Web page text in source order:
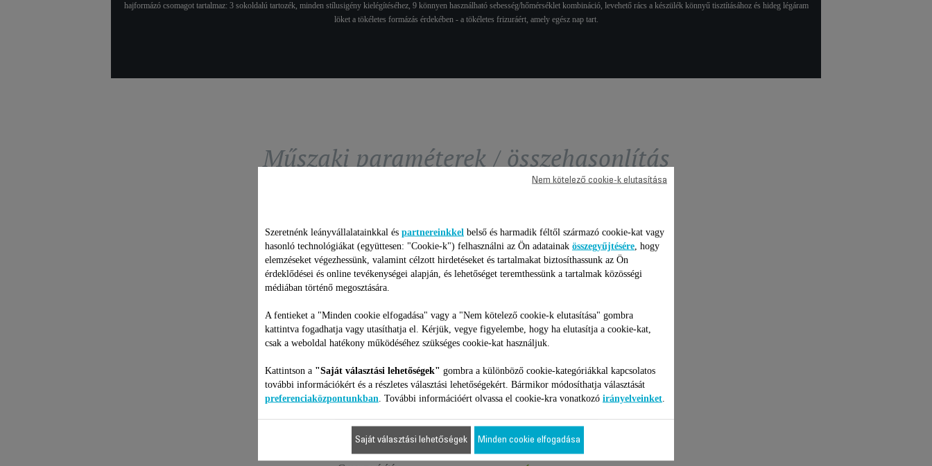
hajformázó csomagot tartalmaz: 3 sokoldalú tartozék, minden stílusigény kielégítéséhez, 9 könnyen használható sebesség/hőmérséklet kombináció, levehető rács a készülék könnyű tisztításához és hideg légáram
löket a tökéletes formázás érdekében - a tökéletes frizuráért, amely egész nap tart.
Műszaki paraméterek / összehasonlítás
ULTIMATE
EXPERIENCE
MAESTRIA
ROWENTA,
FEHÉR
Haj szükségletek
Professzionális
Szeretnénk leányvállalatainkkal és partnereinkkel belső és harmadik féltől származó cookie-kat vagy
hasonló technológiákat (együttesen: "Cookie-k") felhasználni az Ön adatainak összegyűjtésére , hogy
elemzéseket végezhessünk, valamint célzott hirdetéseket és tartalmakat biztosíthassunk az Ön
érdeklődései és online tevékenységei alapján, és lehetőséget teremthessünk a tartalmak közösségi
médiában történő megosztására.
A fentieket a "Minden cookie elfogadása" vagy a "Nem kötelező cookie-k elutasítása" gombra
kattintva fogadhatja vagy utasíthatja el. Kérjük, vegye figyelembe, hogy ha elutasítja a cookie-kat,
csak a weboldal hatékony működéséhez szükséges cookie-kat használjuk.
Kattintson a "Saját választási lehetőségek" gombra a különböző cookie-kategóriákkal kapcsolatos
további információkért és a részletes választási lehetőségekért. Bármikor módosíthatja választását
preferenciaközpontunkban . További információért olvassa el cookie-kra vonatkozó irányelveinket
Nem kötelező cookie-k elutasítása
Saját választási lehetőségek Minden cookie elfogadása